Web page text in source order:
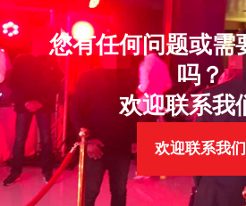
您有任何问题或需
吗？
欢迎联系我
欢迎联系我们